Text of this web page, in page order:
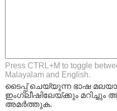
Press CTRL+M to toggle
Malayalam and English.
ടൈപ്പ്‌ ചെയ്യുന്ന ഭാഷ
ഇംഗ്ലീഷിലേയ്ക്കും മറിച്ചും
അമര്‍ത്തുക.